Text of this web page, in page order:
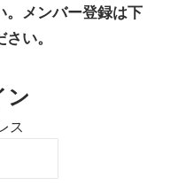
。メンバー登録は下
い。
ン
ス